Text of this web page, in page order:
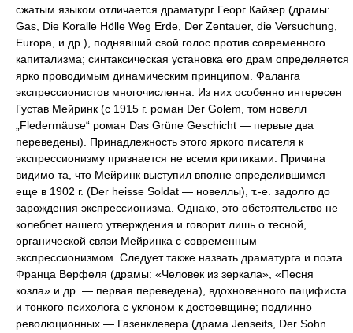
сжатым языком отличается драматург Георг Кайзер (драмы:
Gas, Die Koralle Hölle Weg Erde, Der Zentauer, die Versuchung,
Europa, и др.), поднявший свой голос против современного
капитализма; синтаксическая установка его драм определяется
ярко проводимым динамическим принципом. Фаланга
экспрессионистов многочисленна. Из них особенно интересен
Густав Мейринк (с 1915 г. роман Der Golem, том новелл
„Fledermäuse“ роман Das Grüne Geschicht — первые два
переведены). Принадлежность этого яркого писателя к
экспрессионизму признается не всеми критиками. Причина
видимо та, что Мейринк выступил вполне определившимся
еще в 1902 г. (Der heisse Soldat — новеллы), т.-е. задолго до
зарождения экспрессионизма. Однако, это обстоятельство не
колеблет нашего утверждения и говорит лишь о тесной,
органической связи Мейринка с современным
экспрессионизмом. Следует также назвать драматурга и поэта
Франца Верфеля (драмы: «Человек из зеркала», «Песня
козла» и др. — первая переведена), вдохновенного пацифиста
и тонкого психолога с уклоном к достоевщине; подлинно
революционных — Газенклевера (драма Jenseits, Der Sohn